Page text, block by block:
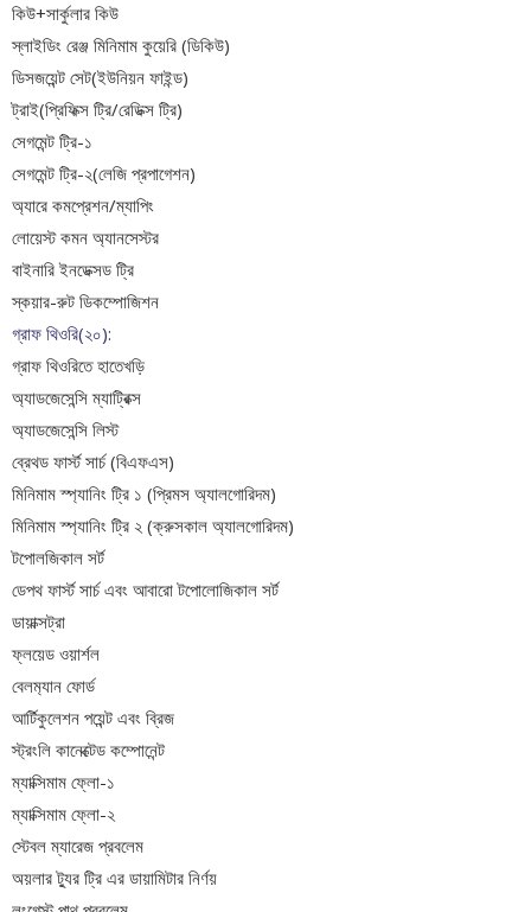
কিউ+সার্কুলার কিউ
স্লাইডিং রেঞ্জ মিনিমাম কুয়েরি (ডিকিউ)
ডিসজয়েন্ট সেট(ইউনিয়ন ফাইন্ড)
ট্রাই(প্রিফিক্স ট্রি/রেডিক্স ট্রি)
সেগমেন্ট ট্রি-১
সেগমেন্ট ট্রি-২(লেজি প্রপাগেশন)
অ্যারে কমপ্রেশন/ম্যাপিং
লোয়েস্ট কমন অ্যানসেস্টর
বাইনারি ইনডেক্সড ট্রি
স্কয়ার-রুট ডিকম্পোজিশন
গ্রাফ থিওরি(২০):
গ্রাফ থিওরিতে হাতেখড়ি
অ্যাডজেসেন্সি ম্যাট্রিক্স
অ্যাডজেসেন্সি লিস্ট
ব্রেথড ফার্স্ট সার্চ (বিএফএস)
মিনিমাম স্প্যানিং ট্রি ১ (প্রিমস অ্যালগোরিদম)
মিনিমাম স্প্যানিং ট্রি ২ (ক্রুসকাল অ্যালগোরিদম)
টপোলজিকাল সর্ট
ডেপথ ফার্স্ট সার্চ এবং আবারো টপোলোজিকাল সর্ট
ডায়াক্সট্রা
ফ্লয়েড ওয়ার্শল
বেলম‍্যান ফোর্ড
আর্টিকুলেশন পয়েন্ট এবং ব্রিজ
স্ট্রংলি কানেক্টেড কম্পোনেন্ট
ম্যাক্সিমাম ফ্লো-১
ম্যাক্সিমাম ফ্লো-২
স্টেবল ম্যারেজ প্রবলেম
অয়লার ট্যুর ট্রি এর ডায়ামিটার নির্ণয়